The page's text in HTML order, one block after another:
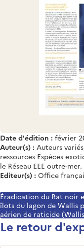
Date d'édition : février
Auteur(s) : Auteurs
ressources Espèces
le Réseau EEE outre-mer.
Editeur(s) : Office
Éradication du Rat noir
îlots du lagon de Wallis
aérien de raticide
Le retour